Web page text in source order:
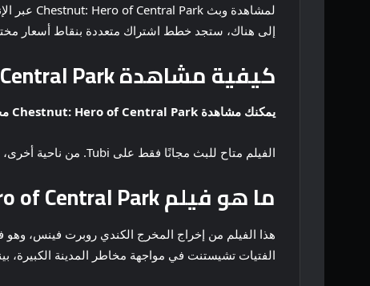
إلى هناك، ستجد خطط اشتراك متعددة بنقاط أسعار
كيفية مشاهدة Chestnut: Hero of Central Park عبر الإنترنت مجانًا بشكل قانوني؟
يمكنك مشاهدة Chestnut: Hero of Central Park مجانًا عبر موقع Tubi.
الفيلم متاح للبث مجانًا فقط على Tubi. من ناحية أخرى، لا تقدم Starz فترة تجريبية مجانية ولذلك تحتاج إلى اشتراك لمشاهدتها هناك.
ما هو فيلم Chestnut: Hero of Central Park؟
الفتيات تشيستنت في مواجهة مخاطر المدينة الكبيرة،